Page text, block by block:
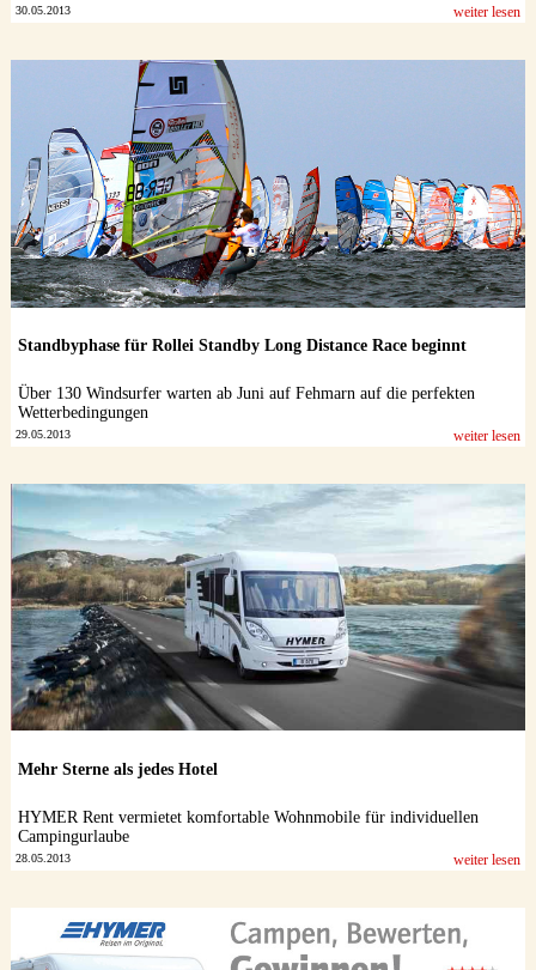
30.05.2013 weiter lesen
Standbyphase für Rollei Standby Long Distance Race beginnt
Über 130 Windsurfer warten ab Juni auf Fehmarn auf die perfekten
Wetterbedingungen
29.05.2013 weiter lesen
Mehr Sterne als jedes Hotel
HYMER Rent vermietet komfortable Wohnmobile für individuellen
Campingurlaube
28.05.2013 weiter lesen